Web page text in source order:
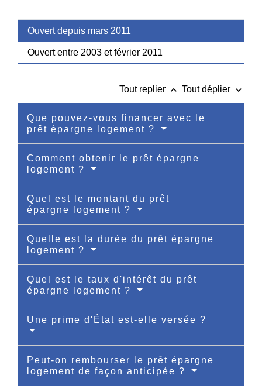
Ouvert depuis mars 2011
Ouvert entre 2003 et février 2011
Tout replier keyboard_arrow_up Tout déplier keyboard_arrow_down
Que pouvez-vous financer avec le
prêt épargne logement ?
Comment obtenir le prêt épargne
logement ?
Quel est le montant du prêt
épargne logement ?
Quelle est la durée du prêt épargne
logement ?
Quel est le taux d'intérêt du prêt
épargne logement ?
Une prime d'État est-elle versée ?
Peut-on rembourser le prêt épargne
logement de façon anticipée ?